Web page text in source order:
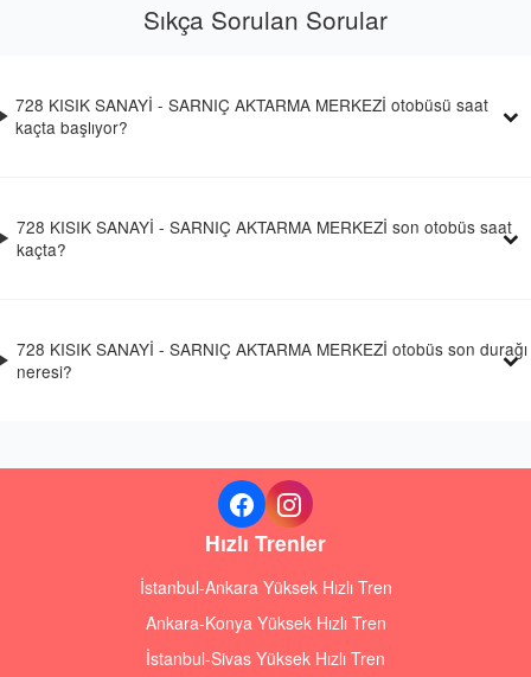
Sıkça Sorulan Sorular
728 KISIK SANAYİ - SARNIÇ AKTARMA MERKEZİ otobüsü saat
kaçta başlıyor?
728 KISIK SANAYİ - SARNIÇ AKTARMA MERKEZİ son otobüs saat
kaçta?
728 KISIK SANAYİ - SARNIÇ AKTARMA MERKEZİ otobüs son durağı
neresi?
Hızlı Trenler
İstanbul-Ankara Yüksek Hızlı Tren
Ankara-Konya Yüksek Hızlı Tren
İstanbul-Sivas Yüksek Hızlı Tren